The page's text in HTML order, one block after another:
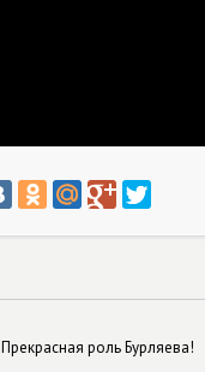
роль Бурляева!